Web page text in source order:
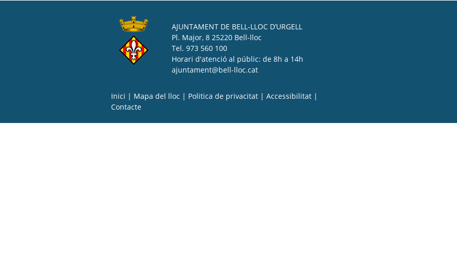
AJUNTAMENT DE BELL-LLOC D’URGELL
Pl. Major, 8 25220 Bell-lloc
Tel. 973 560 100
Horari d'atenció al públic: de 8h a 14h
ajuntament@bell-lloc.cat
Inici | Mapa del lloc | Politica de privacitat | Accessibilitat |
Contacte